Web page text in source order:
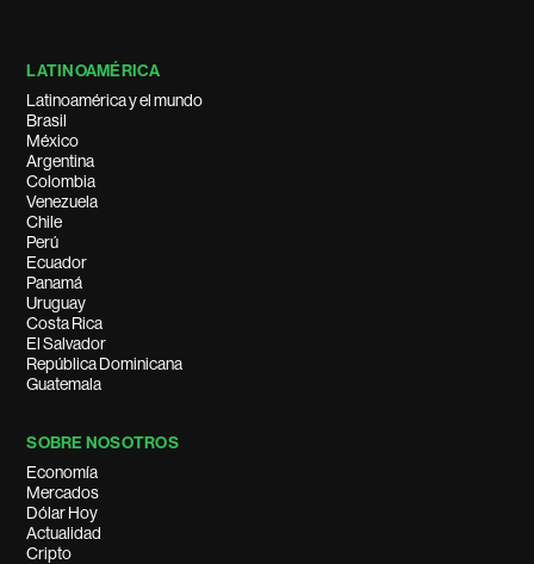
LATINOAMÉRICA
Latinoamérica y el mundo
Brasil
México
Argentina
Colombia
Venezuela
Chile
Perú
Ecuador
Panamá
Uruguay
Costa Rica
El Salvador
República Dominicana
Guatemala
SOBRE NOSOTROS
Economía
Mercados
Dólar Hoy
Actualidad
Cripto